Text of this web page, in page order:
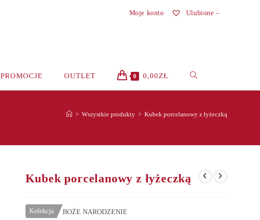
Moje konto Ulubione –
PROMOCJE OUTLET 0 0,00ZŁ TOGGLE
> Wszystkie produkty > Kubek porcelanowy z łyżeczką
Kubek porcelanowy z łyżeczką
Kolekcja BOŻE NARODZENIE